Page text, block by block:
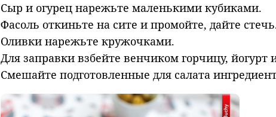
Сыр и огурец нарежьте маленькими кубиками.
Фасоль откиньте на сите и промойте, дайте
Оливки нарежьте кружочками.
Для заправки взбейте венчиком горчицу,
Смешайте подготовленные для салата